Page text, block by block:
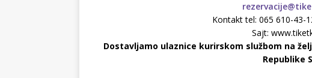
Kontakt tel: 065 610-
Sajt:
Dostavljamo ulaznice kurirskom službom na
Republike